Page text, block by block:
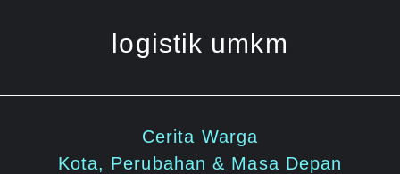
logistik umkm
Cerita Warga
Kota, Perubahan & Masa Depan